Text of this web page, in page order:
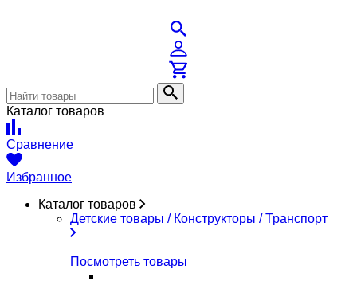
Каталог товаров
Сравнение
Избранное
Каталог товаров
Детские товары / Конструкторы / Транспорт
Посмотреть товары